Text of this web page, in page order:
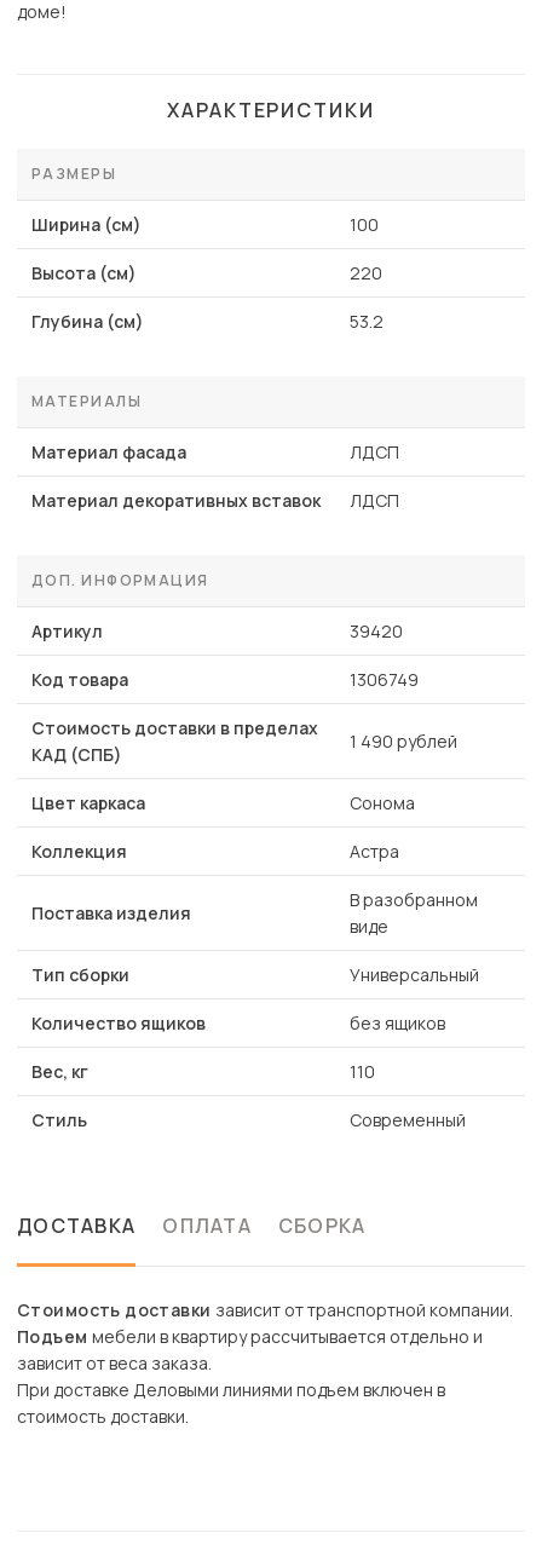
доме!
ХАРАКТЕРИСТИКИ
РАЗМЕРЫ
Ширина (см) 100
Высота (см) 220
Глубина (см) 53.2
МАТЕРИАЛЫ
Материал фасада ЛДСП
Материал декоративных вставок ЛДСП
ДОП. ИНФОРМАЦИЯ
Артикул 39420
Код товара 1306749
Стоимость доставки в пределах
КАД (СПБ)
1 490 рублей
Цвет каркаса Сонома
Коллекция Астра
Поставка изделия
В разобранном
виде
Тип сборки Универсальный
Количество ящиков без ящиков
Вес, кг 110
Стиль Современный
ДОСТАВКА ОПЛАТА СБОРКА
Стоимость доставки зависит от транспортной компании.
Подъем мебели в квартиру рассчитывается отдельно и
зависит от веса заказа.
При доставке Деловыми линиями подъем включен в
стоимость доставки.